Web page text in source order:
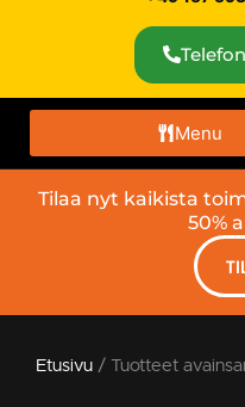
Menu
Tilaa nyt kaikista
50%
Etusivu / Tuotteet